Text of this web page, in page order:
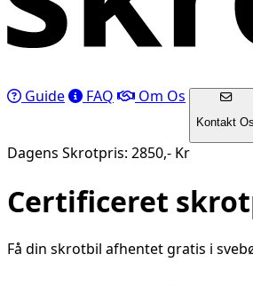
Guide FAQ Om Os
Kontakt Os
Dagens Skrotpris: 2850,- Kr
Certificeret
Få din skrotbil afhentet gratis i